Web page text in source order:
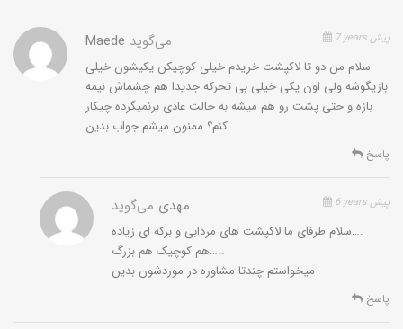
Maede می‌گوید 7 years پیش
سلام من دو تا لاکپشت خریدم خیلی کوچیکن یکیشون خیلی
بازیگوشه ولی اون یکی خیلی بی تحرکه جدیدا هم چشماش نیمه
بازه و حتی پشت رو هم میشه به حالت عادی برنمیگرده چیکار
کنم؟ ممنون میشم جواب بدین
پاسخ
مهدی می‌گوید 6 years پیش
سلام طرفای ما لاکپشت های مردابی و برکه ای زیاده….
هم کوچیک هم بزرگ…..
میخواستم چندتا مشاوره در موردشون بدین
پاسخ